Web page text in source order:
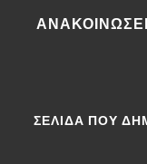
ΣΕΛΊΔΑ ΠΟΥ